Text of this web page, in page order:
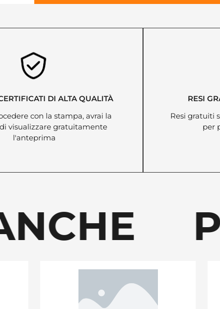
DI ALTA QUALITÀ
con la stampa, avrai la
visualizzare gratuitamente
l'anteprima
RESI
Resi gratuiti
per